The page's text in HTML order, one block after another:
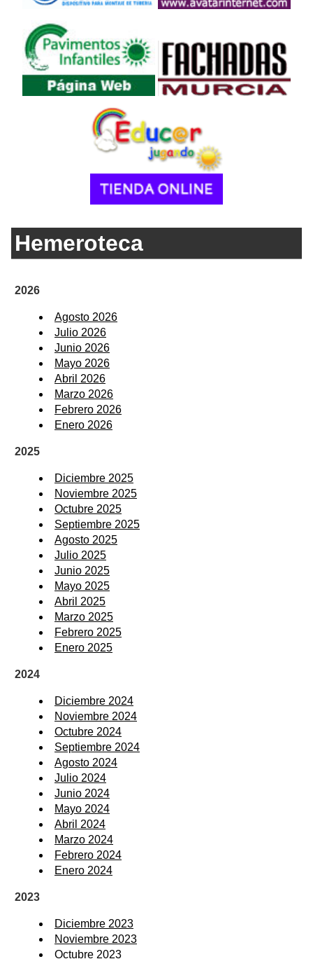
Hemeroteca
2026
Agosto 2026
Julio 2026
Junio 2026
Mayo 2026
Abril 2026
Marzo 2026
Febrero 2026
Enero 2026
2025
Diciembre 2025
Noviembre 2025
Octubre 2025
Septiembre 2025
Agosto 2025
Julio 2025
Junio 2025
Mayo 2025
Abril 2025
Marzo 2025
Febrero 2025
Enero 2025
2024
Diciembre 2024
Noviembre 2024
Octubre 2024
Septiembre 2024
Agosto 2024
Julio 2024
Junio 2024
Mayo 2024
Abril 2024
Marzo 2024
Febrero 2024
Enero 2024
2023
Diciembre 2023
Noviembre 2023
Octubre 2023